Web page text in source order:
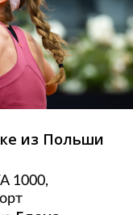
из Польши
1000,